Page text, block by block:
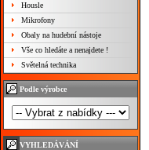
Housle
Mikrofony
Obaly na hudební nástoje
Vše co hledáte a nenajdete !
Světelná technika
Podle výrobce
VYHLEDÁVÁNÍ